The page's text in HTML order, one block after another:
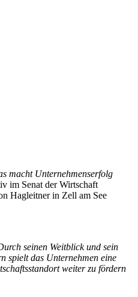
macht Unternehmenserfolg
im Senat der Wirtschaft
Hagleitner in Zell am See
seinen Weitblick und sein
spielt das Unternehmen eine
weiter zu fördern